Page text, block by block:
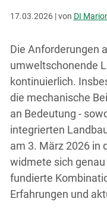
17.03.2026 | von DI
Die Anforderungen
umweltschonende
kontinuierlich.
die mechanische
an Bedeutung -
integrierten
am 3. März 2026 in
widmete sich
fundierte
Erfahrungen und